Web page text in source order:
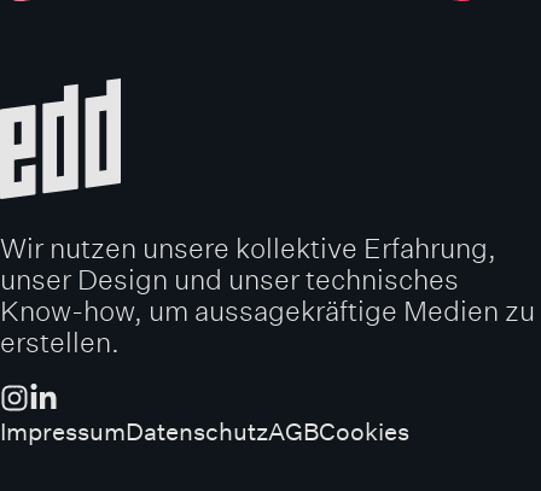
Wir nutzen unsere kollektive Erfahrung,
unser Design und unser technisches
Know-how, um aussagekräftige Medien zu
erstellen.
ImpressumDatenschutzAGBCookies